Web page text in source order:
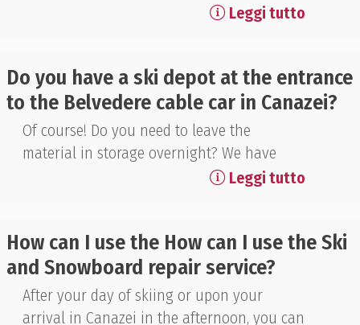
transit. In this case, we recommend booking
open through the website: info opening
dolomitic passes
Leggi tutto
Do you have a ski depot at the entrance
to the Belvedere cable car in Canazei?
Of course! Do you need to leave the
material in storage overnight? We have
numerous lockers with boot drying, for 2, 3
rent and €4 per night for those who have
their own skis. Booking is always possible
through our online booking system in the
ski deposit section. The cost of the deposit
Leggi tutto
How can I use the How can I use the Ski
and Snowboard repair service?
After your day of skiing or upon your
arrival in Canazei in the afternoon, you can